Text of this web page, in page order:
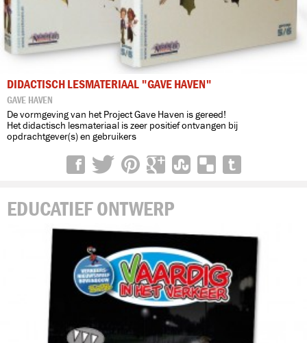
DIDACTISCH LESMATERIAAL "GAVE HAVEN"
GAVE HAVEN
De vormgeving van het Project Gave Haven is gereed!
Het didactisch lesmateriaal is zeer positief ontvangen bij
opdrachtgever(s) en gebruikers
EDUCATIEF ONTWERP